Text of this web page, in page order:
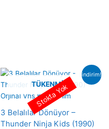
indirim!
TÜKENMIŞ
3 Belalılar Dönüyor –
Thunder Ninja Kids (1990)
Stokta Yok